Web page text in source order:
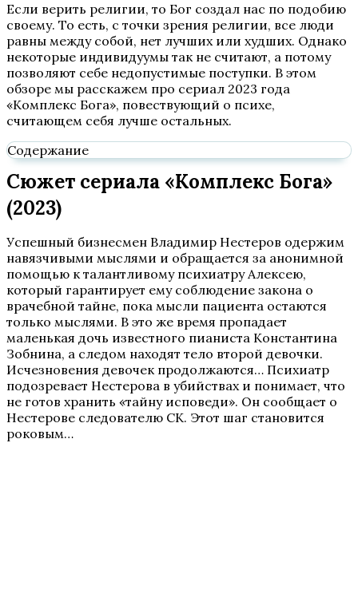
Если верить религии, то Бог создал нас по подобию
своему. То есть, с точки зрения религии, все люди
равны между собой, нет лучших или худших. Однако
некоторые индивидуумы так не считают, а потому
позволяют себе недопустимые поступки. В этом
обзоре мы расскажем про сериал 2023 года
«Комплекс Бога», повествующий о психе,
считающем себя лучше остальных.
Содержание
Сюжет сериала «Комплекс Бога»
(2023)
Успешный бизнесмен Владимир Нестеров одержим
навязчивыми мыслями и обращается за анонимной
помощью к талантливому психиатру Алексею,
который гарантирует ему соблюдение закона о
врачебной тайне, пока мысли пациента остаются
только мыслями. В это же время пропадает
маленькая дочь известного пианиста Константина
Зобнина, а следом находят тело второй девочки.
Исчезновения девочек продолжаются… Психиатр
подозревает Нестерова в убийствах и понимает, что
не готов хранить «тайну исповеди». Он сообщает о
Нестерове следователю СК. Этот шаг становится
роковым…